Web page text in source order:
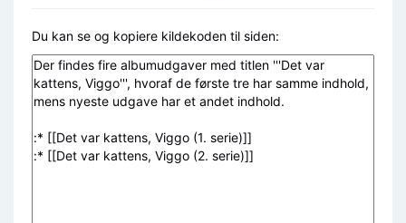
Du kan se og kopiere kildekoden til siden: